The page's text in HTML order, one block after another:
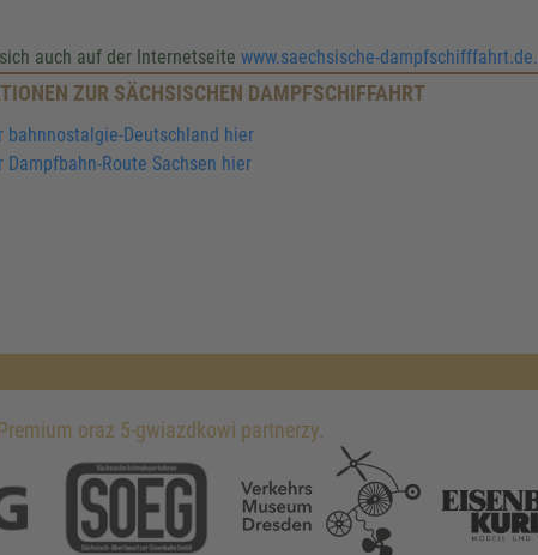
auch auf der Internetseite www.saechsische-dampfschifffahrt.de.
ZUR SÄCHSISCHEN DAMPFSCHIFFAHRT
bahnnostalgie-Deutschland hier
Route Sachsen hier
oraz 5-gwiazdkowi partnerzy.